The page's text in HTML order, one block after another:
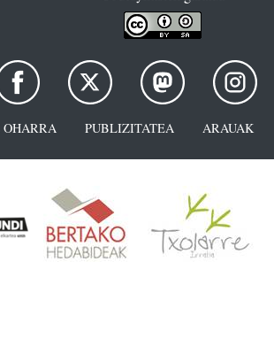
OHARRA PUBLIZITATEA ARAUAK